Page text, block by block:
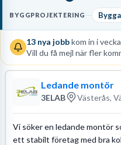
uppfyller kravspecifikationer.
som byggingenjöreller
att läsa och tolkakomplexa
produktionen.
Löneguide Arbetsuppgifter
BYGGPROJEKTERING
13 nya jobbkom in i
Vill du få mejl när fler
Ledande montör
3ELAB Västerås,
Vi söker en ledande montör
ett stabilt företag med bra